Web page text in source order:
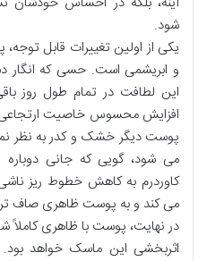
شود.
یکی از اولین تغییرات قابل
و ابریشمی است. حسی که انگار
این لطافت در تمام طول روز
افزایش محسوس خاصیت
پوست دیگر خشک و کدر به نظر نمی
کاوردرم به کاهش خطوط ریز
می کند و به پوست ظاهری صاف
در نهایت، پوست با ظاهری کاملاً
اثربخشی این ماسک خواهد